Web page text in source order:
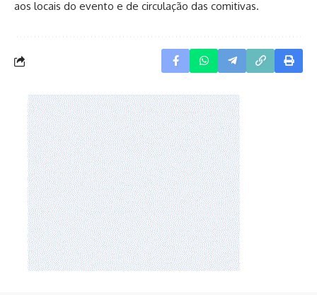
aos locais do evento e de circulação das comitivas.